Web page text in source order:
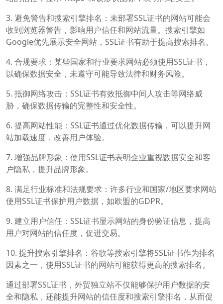
3. 避免警告和搜索引擎排名：未部署SSL证书的网站可能会
收到浏览器警告，影响用户信任和网站流量。搜索引擎如
Google优先展示安全网站，SSL证书有助于提高搜索排名。
4. 合规要求：某些国家和行业要求网站必须使用SSL证书，
以确保数据安全，未遵守可能导致法律和财务风险。
5. 抵御网络攻击：SSL证书有效抵御中间人攻击等网络威
胁，确保数据传输的完整性和安全性。
6. 提高网站性能：SSL证书通过优化数据传输，可以提升网
站加载速度，改善用户体验。
7. 增强品牌形象：使用SSL证书表明企业重视数据安全和客
户隐私，提升品牌形象。
8. 满足行业标准和法规要求：许多行业和国家/地区要求网站
使用SSL证书保护用户数据，如欧盟的GDPR。
9. 建立用户信任：SSL证书显示网站的身份验证信息，提高
用户对网站的信任度，促进交易。
10. 提升搜索引擎排名：谷歌等搜索引擎将SSL证书作为排名
因素之一，使用SSL证书的网站可能获得更高的搜索排名。
通过部署SSL证书，外贸独立站不仅能够保护用户数据的安
全和隐私，还能提升网站的信任度和搜索引擎排名，从而促